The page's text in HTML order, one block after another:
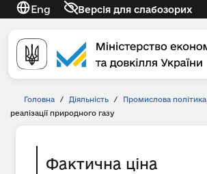
Eng Версія для слабозорих
Головна / Діяльність / Промислова політика
реалізації природного газу
Фактична ціна